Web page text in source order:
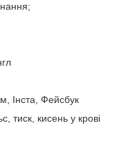
Інста, Фейсбук
тиск, кисень у крові